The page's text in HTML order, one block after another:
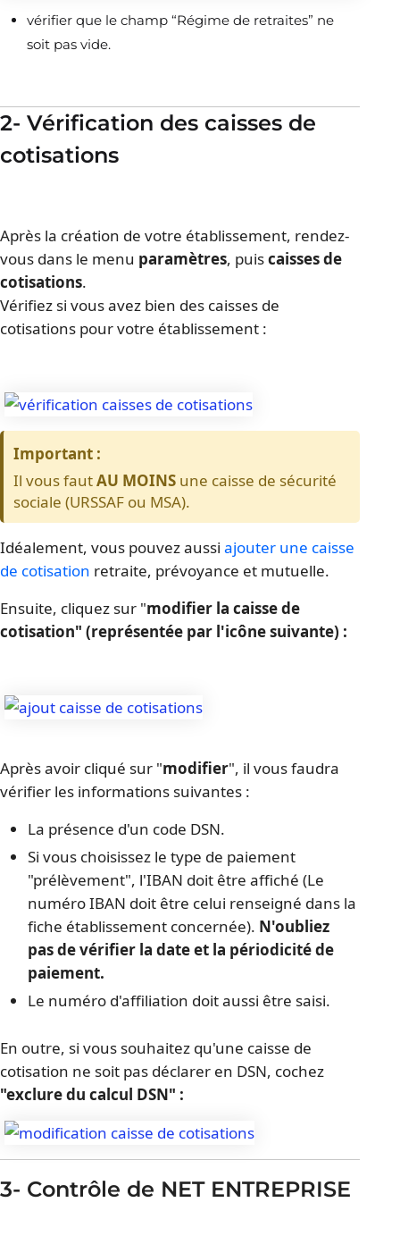
vérifier que le champ “Régime de retraites” ne
soit pas vide.
2- Vérification des caisses de
cotisations
Après la création de votre établissement, rendez-
vous dans le menu paramètres, puis caisses de
cotisations.
Vérifiez si vous avez bien des caisses de
cotisations pour votre établissement :
Important :
Il vous faut AU MOINS une caisse de sécurité
sociale (URSSAF ou MSA).
Idéalement, vous pouvez aussi ajouter une caisse
de cotisation retraite, prévoyance et mutuelle.
Ensuite, cliquez sur "modifier la caisse de
cotisation" (représentée par l'icône suivante) :
Après avoir cliqué sur "modifier", il vous faudra
vérifier les informations suivantes :
La présence d'un code DSN.
Si vous choisissez le type de paiement
"prélèvement", l'IBAN doit être affiché (Le
numéro IBAN doit être celui renseigné dans la
fiche établissement concernée). N'oubliez
pas de vérifier la date et la périodicité de
paiement.
Le numéro d'affiliation doit aussi être saisi.
En outre, si vous souhaitez qu'une caisse de
cotisation ne soit pas déclarer en DSN, cochez
"exclure du calcul DSN" :
3- Contrôle de NET ENTREPRISE